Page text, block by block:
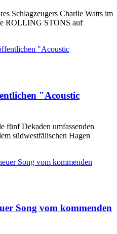
Schlagzeugers Charlie Watts im
ROLLING STONS auf
"Acoustic
fünf Dekaden umfassenden
südwestfälischen Hagen
Song vom kommenden